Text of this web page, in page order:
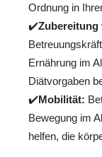
Ordnung in
✔️Zubereitung
Ernährung im
Diätvorgaben
✔️Mobilität:
Bewegung im
helfen, die